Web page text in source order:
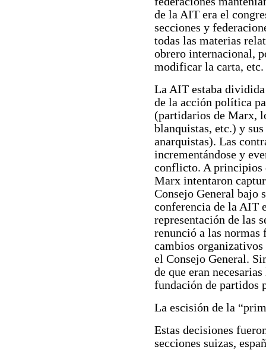
de la AIT era el
secciones y
todas las materias
obrero internacional,
modificar la carta, etc.
La AIT estaba
de la acción política
(partidarios de Marx,
blanquistas, etc.) y
anarquistas). Las
incrementándose y
conflicto. A principios
Marx intentaron
Consejo General bajo
conferencia de la AIT
representación de las
renunció a las normas
cambios
el Consejo General.
de que eran
fundación de partidos
La escisión de la
Estas decisiones
secciones suizas,